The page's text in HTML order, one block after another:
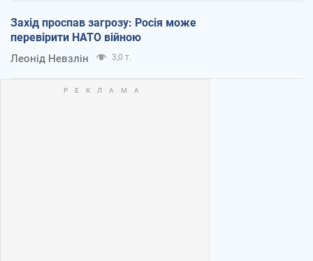
Захід проспав загрозу: Росія може
перевірити НАТО війною
Леонід Невзлін 3,0 т.